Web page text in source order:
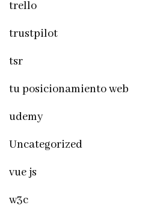
trello
trustpilot
tsr
tu posicionamiento web
udemy
Uncategorized
vue js
w3c